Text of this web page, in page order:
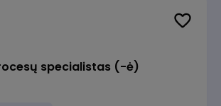
specialistas (-ė)